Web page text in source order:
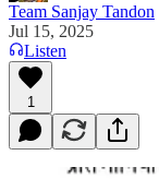
Team Sanjay Tandon
Jul 15, 2025
Listen
1